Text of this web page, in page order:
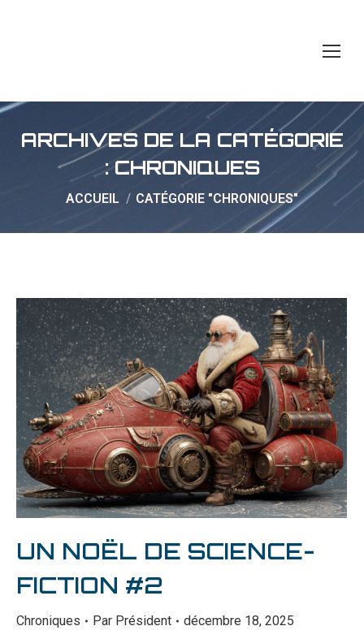
ARCHIVES DE LA CATÉGORIE
:CHRONIQUES
Vous êtes ici :
ACCUEIL CATÉGORIE "CHRONIQUES"
UN NOËL DE SCIENCE-
FICTION #2
Chroniques Par Président
décembre 18, 2025